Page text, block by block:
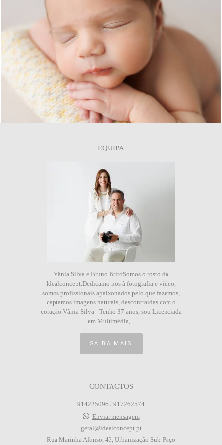
0
EQUIPA
Vânia Silva e Bruno BritoSomos o rosto da
Idealconcept.Dedicamo-nos à fotografia e vídeo,
somos profissionais apaixonados pelo que fazemos,
captamos imagens naturais, descontraídas com o
coração.Vânia Silva - Tenho 37 anos, sou Licenciada
em Multimédia,...
SAIBA MAIS
CONTACTOS
914225096 / 917262574
Enviar mensagem
geral@idealconcept.pt
Rua Marinha Afonso, 43, Urbanização Sub-Paço